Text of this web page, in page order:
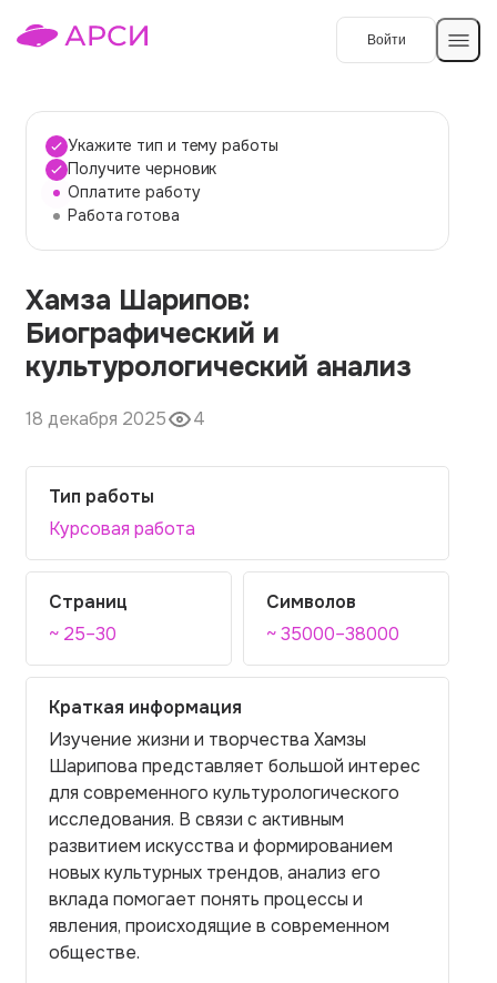
Войти
Темы работ
О сервисе
О компании
Наши гарантии
Вопросы и ответы
Контакты
Укажите тип и тему работы
Получите черновик
Оплатите работу
Работа готова
Хамза Шарипов:
Биографический и
культурологический анализ
18 декабря 2025 4
Тип работы
Курсовая работа
Страниц
~ 25–30
Символов
~ 35000–38000
Краткая информация
Изучение жизни и творчества Хамзы
Шарипова представляет большой интерес
для современного культурологического
исследования. В связи с активным
развитием искусства и формированием
новых культурных трендов, анализ его
вклада помогает понять процессы и
явления, происходящие в современном
обществе.